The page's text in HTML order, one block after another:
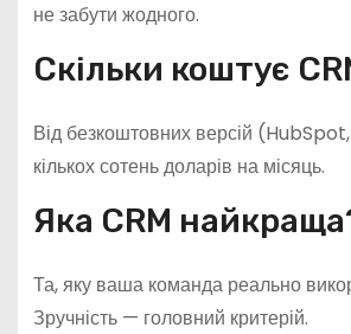
не забути жодного.
Скільки коштує
Від безкоштовних версій
кількох сотень доларів на місяць.
Яка CRM
Та, яку ваша команда реально
Зручність — головний критерій.